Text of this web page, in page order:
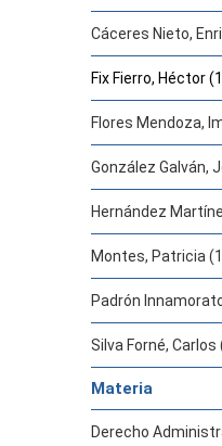
Cáceres Nieto,
Fix Fierro, Héctor
Flores Mendoza,
González Galván,
Hernández
Montes, Patricia
Padrón
Silva Forné, Carlos
Materia
Derecho